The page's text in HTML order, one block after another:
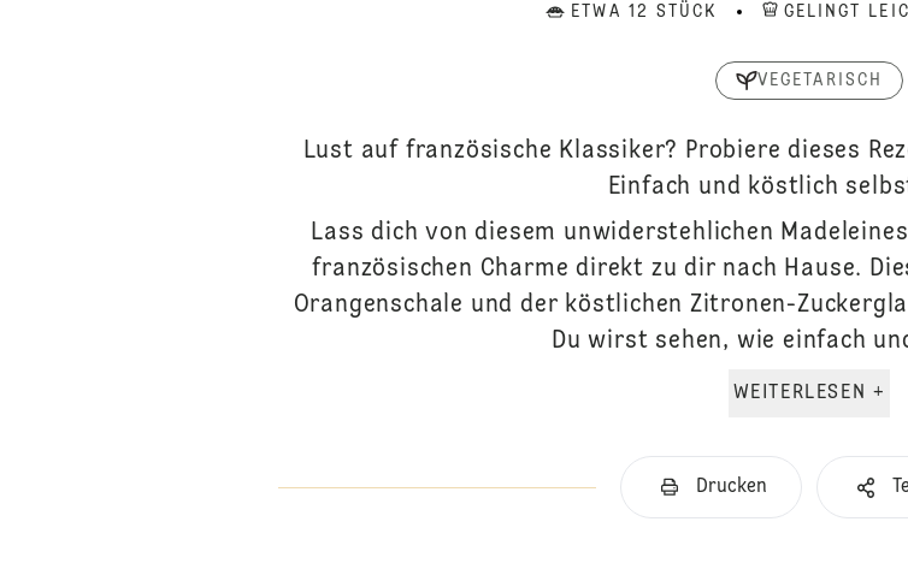
ETWA 12 STÜCK GELINGT
VEGETARISCH
Lust auf französische Klassiker? Probiere dieses
Einfach und köstlich
Lass dich von diesem unwiderstehlichen
französischen Charme direkt zu dir nach Hause.
Orangenschale und der köstlichen Zitronen-
Du wirst sehen, wie einfach
WEITERLESEN +
Drucken